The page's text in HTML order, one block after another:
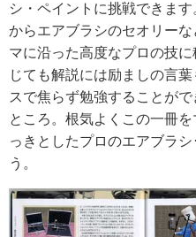
シ・ペイントに挑戦できま
からエアブラシのセオリー
マに沿った高度なプロの技
じても解説には励ましの言
スで焦らず勉強することが
ところ。根気よくこの一冊
っきとしたプロのエアブラ
う。